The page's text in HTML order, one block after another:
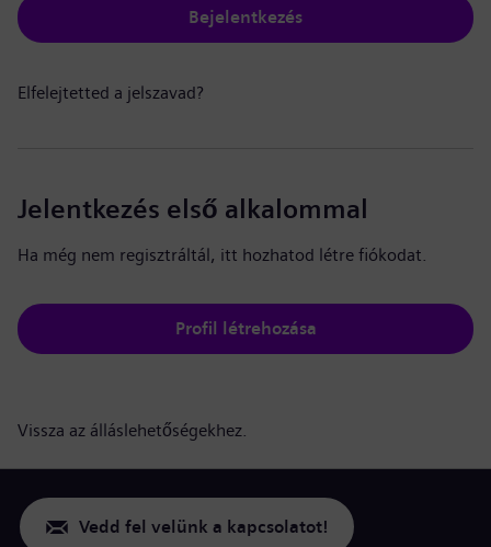
Bejelentkezés
Elfelejtetted a jelszavad?
Jelentkezés első alkalommal
Ha még nem regisztráltál, itt hozhatod létre fiókodat.
Profil létrehozása
Vissza az álláslehetőségekhez.
Vedd fel velünk a kapcsolatot!